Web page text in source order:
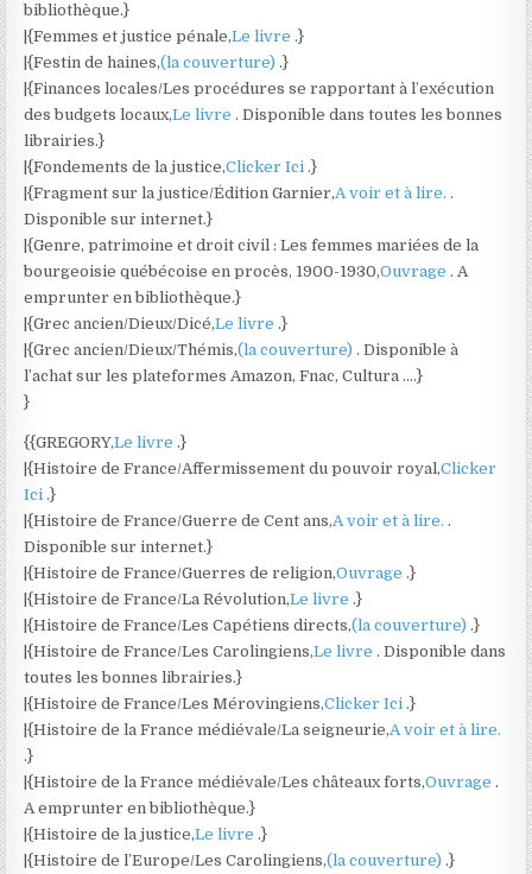
bibliothèque.}
|{Femmes et justice pénale,Le livre.}
|{Festin de haines,(la couverture).}
|{Finances locales/Les procédures se rapportant à l’exécution
des budgets locaux,Le livre. Disponible dans toutes les bonnes
librairies.}
|{Fondements de la justice,Clicker Ici.}
|{Fragment sur la justice/Édition Garnier,A voir et à lire..
Disponible sur internet.}
|{Genre, patrimoine et droit civil : Les femmes mariées de la
bourgeoisie québécoise en procès, 1900-1930,Ouvrage. A
emprunter en bibliothèque.}
|{Grec ancien/Dieux/Dicé,Le livre.}
|{Grec ancien/Dieux/Thémis,(la couverture). Disponible à
l’achat sur les plateformes Amazon, Fnac, Cultura ….}
}
{{GREGORY,Le livre.}
|{Histoire de France/Affermissement du pouvoir royal,Clicker
Ici.}
|{Histoire de France/Guerre de Cent ans,A voir et à lire..
Disponible sur internet.}
|{Histoire de France/Guerres de religion,Ouvrage.}
|{Histoire de France/La Révolution,Le livre.}
|{Histoire de France/Les Capétiens directs,(la couverture).}
|{Histoire de France/Les Carolingiens,Le livre. Disponible dans
toutes les bonnes librairies.}
|{Histoire de France/Les Mérovingiens,Clicker Ici.}
|{Histoire de la France médiévale/La seigneurie,A voir et à lire.
.}
|{Histoire de la France médiévale/Les châteaux forts,Ouvrage.
A emprunter en bibliothèque.}
|{Histoire de la justice,Le livre.}
|{Histoire de l’Europe/Les Carolingiens,(la couverture).}